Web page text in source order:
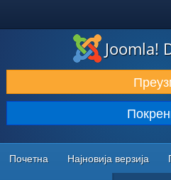
ПРЕУЗИМАЊЕ И ПРОШИРЕЊА
ОТКРИЈТЕ И НАУЧИТЕ
ЗАЈЕДНИЦА И ПОДРШКА
РЕСУРСИ ЗА РАЗВОЈ
Joomla!
Почетна Најновија верзија